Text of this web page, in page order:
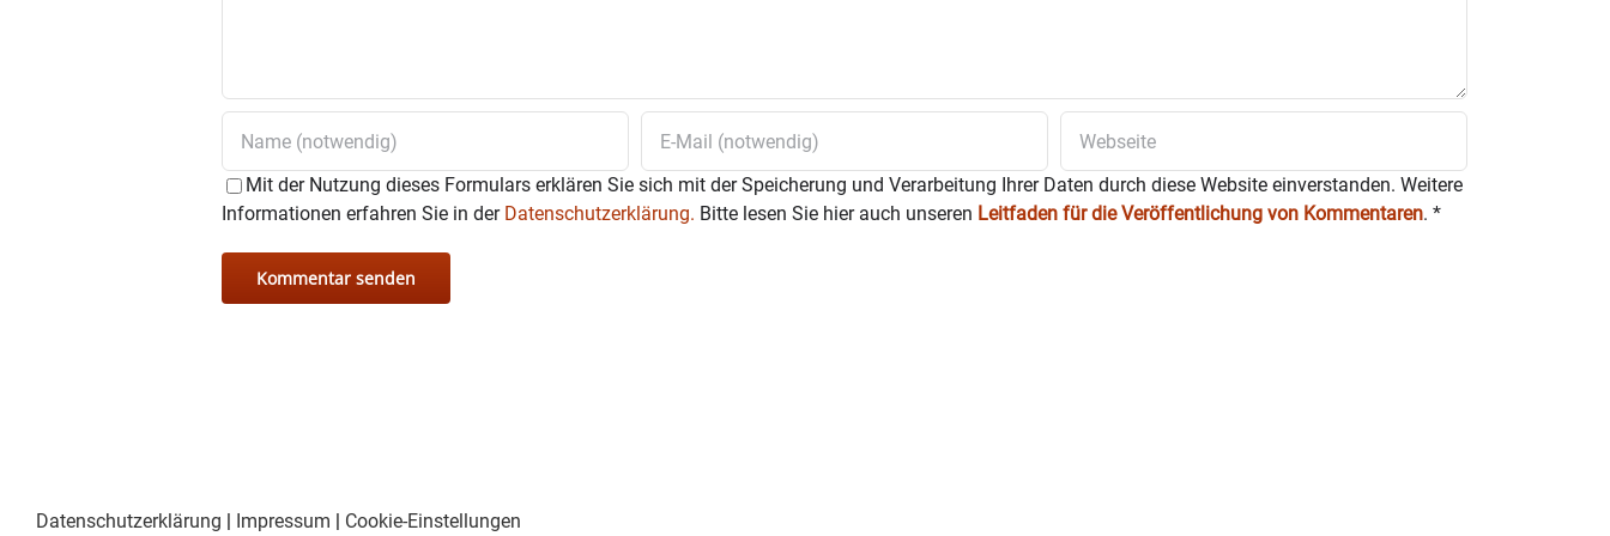
Mit der Nutzung dieses Formulars erklären Sie sich mit der Speicherung und Verarbeitung Ihrer Daten durch diese Website einverstanden. Weitere
Informationen erfahren Sie in der Datenschutzerklärung. Bitte lesen Sie hier auch unseren Leitfaden für die Veröffentlichung von Kommentaren. *
Datenschutzerklärung | Impressum | Cookie-Einstellungen